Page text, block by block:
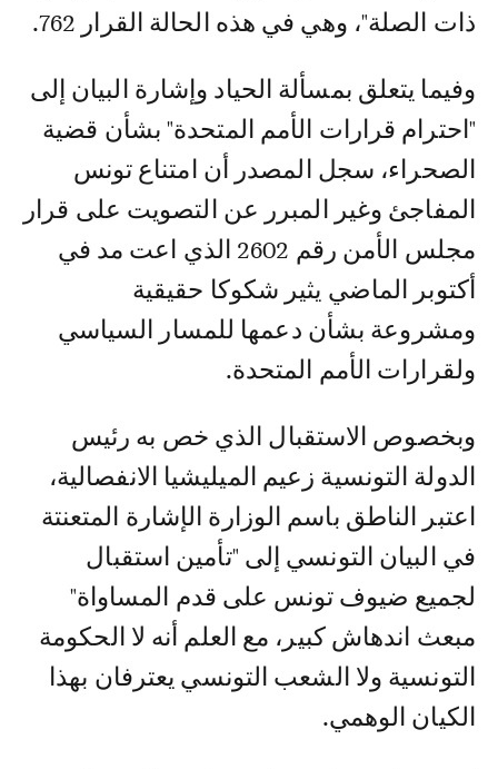
ذات الصلة"، وهي في هذه الحالة القرار 762.
وفيما يتعلق بمسألة الحياد وإشارة البيان إلى
"احترام قرارات الأمم المتحدة" بشأن قضية
الصحراء، سجل المصدر أن امتناع تونس
المفاجئ وغير المبرر عن التصويت على قرار
مجلس الأمن رقم 2602 الذي اعت مد في
أكتوبر الماضي يثير شكوكا حقيقية
ومشروعة بشأن دعمها للمسار السياسي
ولقرارات الأمم المتحدة.
وبخصوص الاستقبال الذي خص به رئيس
الدولة التونسية زعيم الميليشيا الانفصالية،
اعتبر الناطق باسم الوزارة الإشارة المتعنتة
في البيان التونسي إلى "تأمين استقبال
لجميع ضيوف تونس على قدم المساواة"
مبعث اندهاش كبير، مع العلم أنه لا الحكومة
التونسية ولا الشعب التونسي يعترفان بهذا
الكيان الوهمي.